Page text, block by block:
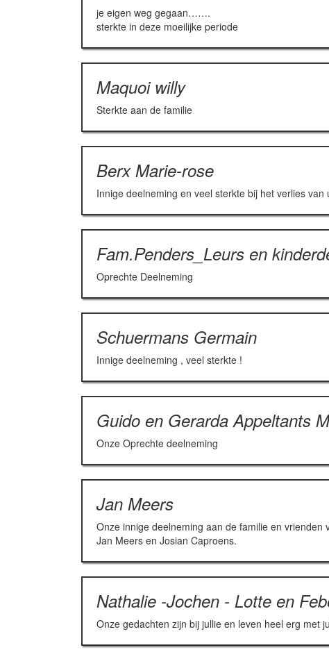
je eigen weg gegaan…….
sterkte in deze moeilijke periode
Maquoi willy
Sterkte aan de familie
Berx Marie-rose
Innige deelneming en veel sterkte bij het verlies
Fam.Penders_Leurs en
Oprechte Deelneming
Schuermans Germain
Innige deelneming , veel sterkte !
Guido en Gerarda Appeltants
Onze Oprechte deelneming
Jan Meers
Onze innige deelneming aan de familie en
Jan Meers en Josian Caproens.
Nathalie -Jochen - Lotte en
Onze gedachten zijn bij jullie en leven heel erg met